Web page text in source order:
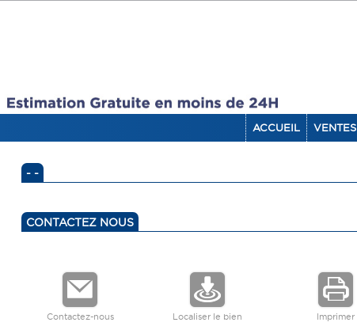
ACCUEIL VENTES
- -
CONTACTEZ NOUS
Contactez-nous Localiser le bien Imprimer